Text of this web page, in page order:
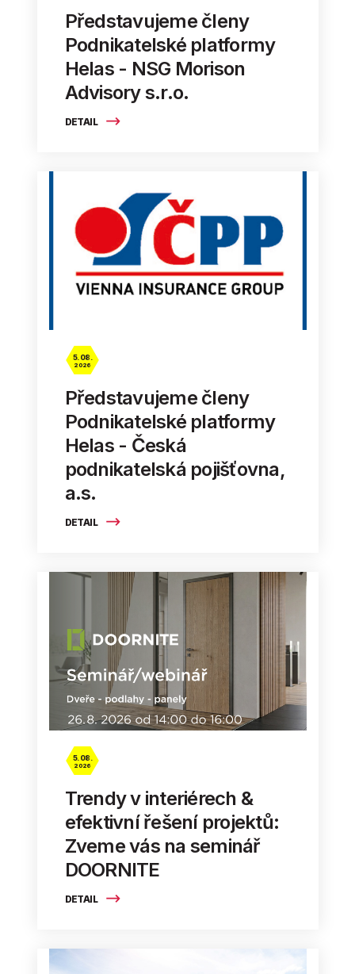
DETAIL
Představujeme členy
Podnikatelské platformy
Helas - NSG Morison
Advisory s.r.o.
DETAIL
5. 08.
2026
Představujeme členy
Podnikatelské platformy
Helas - Česká
podnikatelská pojišťovna,
a.s.
DETAIL
5. 08.
2026
Trendy v interiérech &
efektivní řešení projektů:
Zveme vás na seminář
DOORNITE